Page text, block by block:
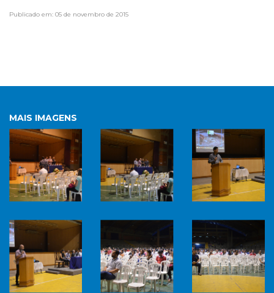
Publicado em: 05 de novembro de 2015
MAIS IMAGENS